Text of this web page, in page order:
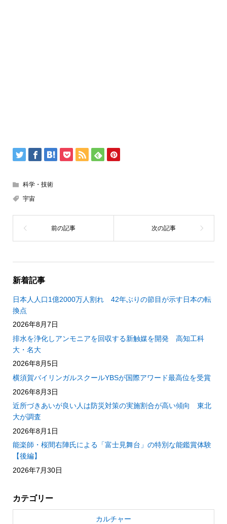
科学・技術
宇宙
新着記事
日本人人口1億2000万人割れ 42年ぶりの節目が示す日本の転
換点
2026年8月7日
排水を浄化しアンモニアを回収する新触媒を開発 高知工科
大・名大
2026年8月5日
横須賀バイリンガルスクールYBSが国際アワード最高位を受賞
2026年8月3日
近所づきあいが良い人は防災対策の実施割合が高い傾向 東北
大が調査
2026年8月1日
能楽師・桜間右陣氏による「富士見舞台」の特別な能鑑賞体験
【後編】
2026年7月30日
カテゴリー
カルチャー